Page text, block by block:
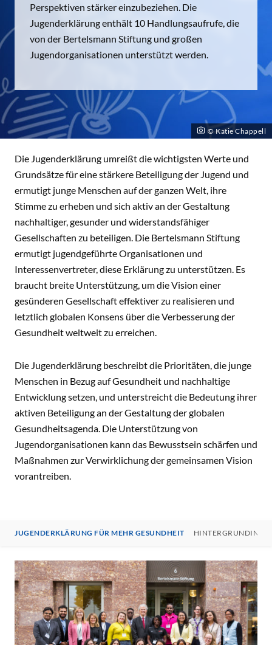
© Katie Chappell
Perspektiven stärker einzubeziehen. Die
Jugenderklärung enthält 10 Handlungsaufrufe, die
von der Bertelsmann Stiftung und großen
Jugendorganisationen unterstützt werden.
Die Jugenderklärung umreißt die wichtigsten Werte und
Grundsätze für eine stärkere Beteiligung der Jugend und
ermutigt junge Menschen auf der ganzen Welt, ihre
Stimme zu erheben und sich aktiv an der Gestaltung
nachhaltiger, gesunder und widerstandsfähiger
Gesellschaften zu beteiligen. Die Bertelsmann Stiftung
ermutigt jugendgeführte Organisationen und
Interessenvertreter, diese Erklärung zu unterstützen. Es
braucht breite Unterstützung, um die Vision einer
gesünderen Gesellschaft effektiver zu realisieren und
letztlich globalen Konsens über die Verbesserung der
Gesundheit weltweit zu erreichen.
Die Jugenderklärung beschreibt die Prioritäten, die junge
Menschen in Bezug auf Gesundheit und nachhaltige
Entwicklung setzen, und unterstreicht die Bedeutung ihrer
aktiven Beteiligung an der Gestaltung der globalen
Gesundheitsagenda. Die Unterstützung von
Jugendorganisationen kann das Bewusstsein schärfen und
Maßnahmen zur Verwirklichung der gemeinsamen Vision
vorantreiben.
JUGENDERKLÄRUNG FÜR MEHR GESUNDHEIT